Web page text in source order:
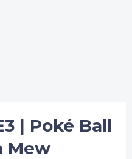
| Poké Ball
Mew